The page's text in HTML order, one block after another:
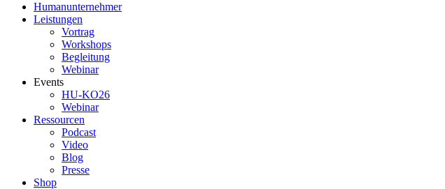
Humanunternehmer
Leistungen
Vortrag
Workshops
Begleitung
Webinar
Events
HU-KO26
Webinar
Ressourcen
Podcast
Video
Blog
Presse
Shop